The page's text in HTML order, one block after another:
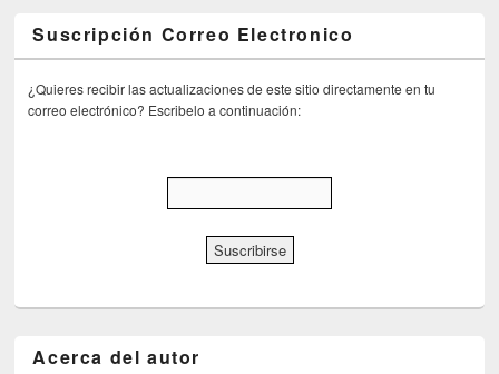
Suscripción Correo Electronico
¿Quieres recibir las actualizaciones de este sitio directamente en tu
correo electrónico? Escribelo a continuación:
Acerca del autor